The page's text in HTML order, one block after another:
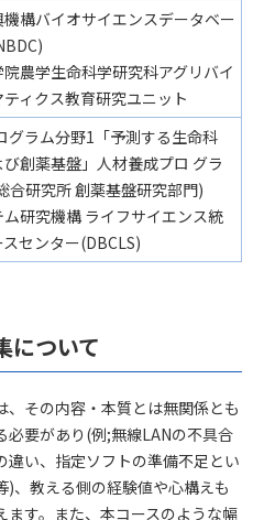
構バイオサイエンスデータベー
農学生命科学研究科アグリバイ
ィクス教育研究ユニット
グラム分野1「予測する生命科
創薬基盤」人材養成プロ グラ
合研究所 創薬基盤研究部門)
研究機構 ライフサイエンス統
センター(DBCLS)
について
その内容・本質とは無関係とも
必要があり(例;無線LANの不具合
違い、指定ソフトの準備不足とい
)、教える側の経験値や心構えも
す。また、本コースのような幅